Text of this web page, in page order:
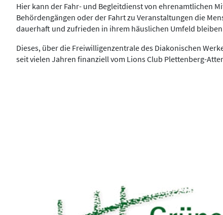
Hier kann der Fahr- und Begleitdienst von ehrenamtlichen
Behördengängen oder der Fahrt zu Veranstaltungen die
dauerhaft und zufrieden in ihrem häuslichen Umfeld
Dieses, über die Frei­willigen­zentrale des Diakonischen
seit vielen Jahren finanziell vom Lions Club Plettenberg-